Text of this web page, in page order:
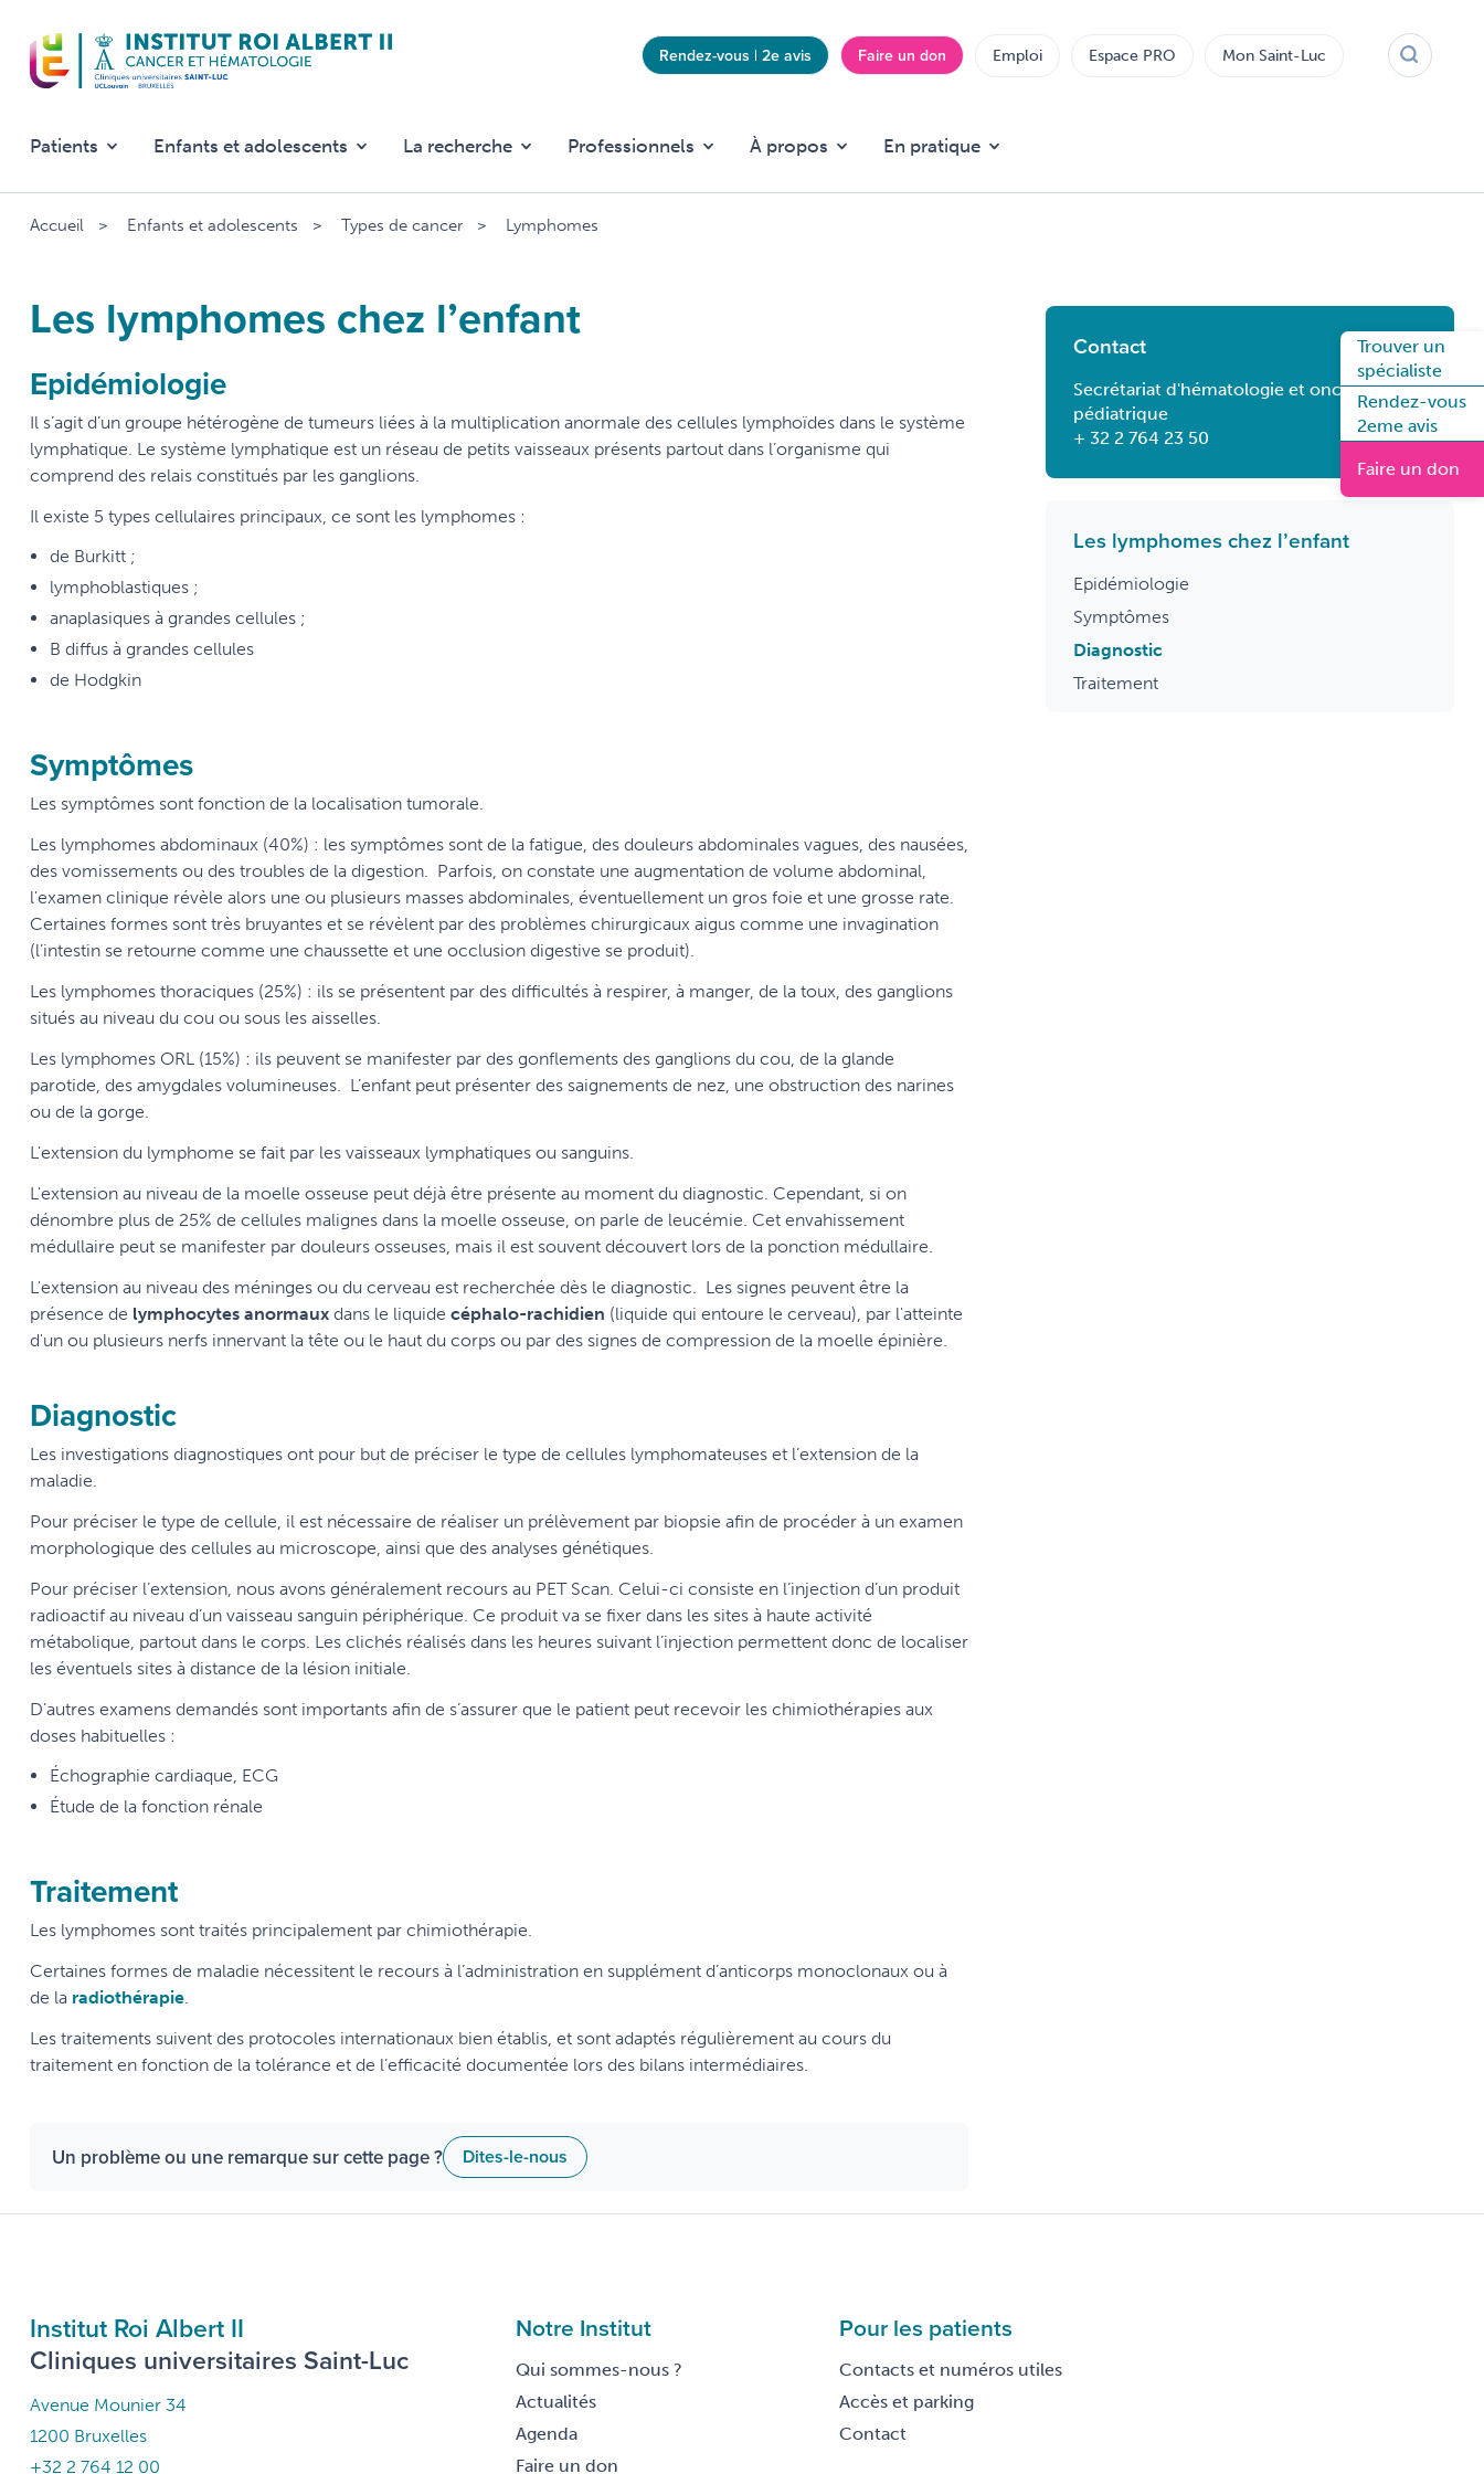
contenu
principal
TopRendez-vous | 2e avis Faire un don Emploi Espace PRO Mon Saint-Luc
Patients Enfants et adolescents La recherche Professionnels À propos En pratique
Trouver un
spécialiste
Rendez-vous
2eme avis
Faire un don
Accueil Enfants et adolescents Types de cancer Lymphomes
Les lymphomes chez l’enfant
Epidémiologie
Il s’agit d’un groupe hétérogène de tumeurs liées à la multiplication anormale des cellules lymphoïdes dans le système
lymphatique. Le système lymphatique est un réseau de petits vaisseaux présents partout dans l’organisme qui
comprend des relais constitués par les ganglions.
Il existe 5 types cellulaires principaux, ce sont les lymphomes :
de Burkitt ;
lymphoblastiques ;
anaplasiques à grandes cellules ;
B diffus à grandes cellules
de Hodgkin
Symptômes
Les symptômes sont fonction de la localisation tumorale.
Les lymphomes abdominaux (40%) : les symptômes sont de la fatigue, des douleurs abdominales vagues, des nausées,
des vomissements ou des troubles de la digestion. Parfois, on constate une augmentation de volume abdominal,
l'examen clinique révèle alors une ou plusieurs masses abdominales, éventuellement un gros foie et une grosse rate.
Certaines formes sont très bruyantes et se révèlent par des problèmes chirurgicaux aigus comme une invagination
(l’intestin se retourne comme une chaussette et une occlusion digestive se produit).
Les lymphomes thoraciques (25%) : ils se présentent par des difficultés à respirer, à manger, de la toux, des ganglions
situés au niveau du cou ou sous les aisselles.
Les lymphomes ORL (15%) : ils peuvent se manifester par des gonflements des ganglions du cou, de la glande
parotide, des amygdales volumineuses. L’enfant peut présenter des saignements de nez, une obstruction des narines
ou de la gorge.
L'extension du lymphome se fait par les vaisseaux lymphatiques ou sanguins.
L'extension au niveau de la moelle osseuse peut déjà être présente au moment du diagnostic. Cependant, si on
dénombre plus de 25% de cellules malignes dans la moelle osseuse, on parle de leucémie. Cet envahissement
médullaire peut se manifester par douleurs osseuses, mais il est souvent découvert lors de la ponction médullaire.
L'extension au niveau des méninges ou du cerveau est recherchée dès le diagnostic. Les signes peuvent être la
présence de lymphocytes anormaux dans le liquide céphalo-rachidien (liquide qui entoure le cerveau), par l'atteinte
d'un ou plusieurs nerfs innervant la tête ou le haut du corps ou par des signes de compression de la moelle épinière.
Diagnostic
Les investigations diagnostiques ont pour but de préciser le type de cellules lymphomateuses et l’extension de la
maladie.
Pour préciser le type de cellule, il est nécessaire de réaliser un prélèvement par biopsie afin de procéder à un examen
morphologique des cellules au microscope, ainsi que des analyses génétiques.
Pour préciser l’extension, nous avons généralement recours au PET Scan. Celui-ci consiste en l’injection d’un produit
radioactif au niveau d’un vaisseau sanguin périphérique. Ce produit va se fixer dans les sites à haute activité
métabolique, partout dans le corps. Les clichés réalisés dans les heures suivant l’injection permettent donc de localiser
les éventuels sites à distance de la lésion initiale.
D’autres examens demandés sont importants afin de s’assurer que le patient peut recevoir les chimiothérapies aux
doses habituelles :
Échographie cardiaque, ECG
Étude de la fonction rénale
Traitement
Les lymphomes sont traités principalement par chimiothérapie.
Certaines formes de maladie nécessitent le recours à l’administration en supplément d’anticorps monoclonaux ou à
de la radiothérapie.
Les traitements suivent des protocoles internationaux bien établis, et sont adaptés régulièrement au cours du
traitement en fonction de la tolérance et de l’efficacité documentée lors des bilans intermédiaires.
Un problème ou une remarque sur cette page ? Dites-le-nous
Contact
Secrétariat d'hématologie et oncologie
pédiatrique
+ 32 2 764 23 50
Les lymphomes chez l’enfant
Epidémiologie
Symptômes
Diagnostic
Traitement
Institut Roi Albert II
Cliniques universitaires Saint-Luc
Avenue Mounier 34
1200 Bruxelles
+32 2 764 12 00
Notre Institut
Qui sommes-nous ?
Actualités
Agenda
Faire un don
Pour les patients
Contacts et numéros utiles
Accès et parking
Contact